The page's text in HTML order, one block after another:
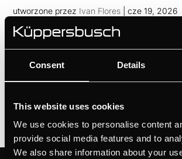
Consent Details
This website uses cookies
We use cookies to personalise content
provide social media features and to
We also share information about your
utworzone przez Ivan Flores |cze 19, 2026
8 funkcji11 funkcji specjalnych5
specjalna funkcja parowaZewnętrzny
paryCena nie obejmuje wykończenia
uchwyty)